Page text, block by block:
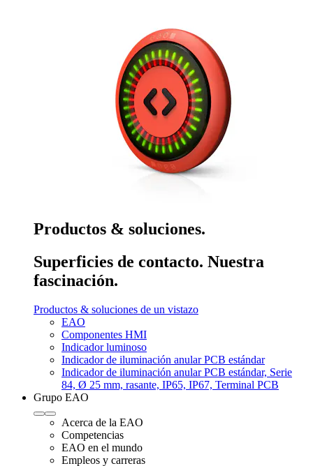
Productos & soluciones.
Superficies de contacto. Nuestra
fascinación.
Productos & soluciones de un vistazo
EAO
Componentes HMI
Indicador luminoso
Indicador de iluminación anular PCB estándar
Indicador de iluminación anular PCB estándar, Serie
84, Ø 25 mm, rasante, IP65, IP67, Terminal PCB
Grupo EAO
Acerca de la EAO
Competencias
EAO en el mundo
Empleos y carreras